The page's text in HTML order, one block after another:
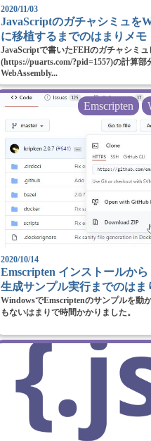
2020/11/03
JavaScriptのガチャシミュを
に移植するまでのはまりメモ
JavaScriptで書いたFEHのガチャシミ
(https://puarts.com/?pid=1557)の計算部
WebAssembly...
Emscripten
2020/10/14
Emscripten インストールから
生成サンプル実行までのはま
WindowsでEmscriptenのサンプルを動
もないはまりで時間かかりました。